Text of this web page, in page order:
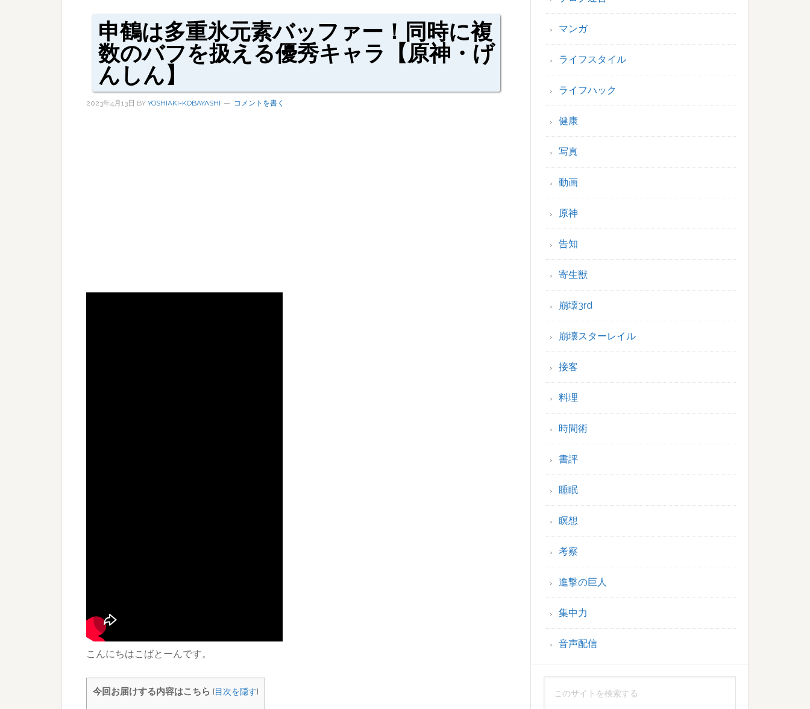
申鶴は多重氷元素バッファー！同時に複
数のバフを扱える優秀キャラ【原神・げ
んしん】
2023年4月13日 BY YOSHIAKI-KOBAYASHI コメントを書く
こんにちはこばとーんです。
今回お届けする内容はこちら [目次を隠す]
マンガ
ライフスタイル
ライフハック
健康
写真
動画
原神
告知
寄生獣
崩壊3rd
崩壊スターレイル
接客
料理
時間術
書評
睡眠
瞑想
考察
進撃の巨人
集中力
音声配信